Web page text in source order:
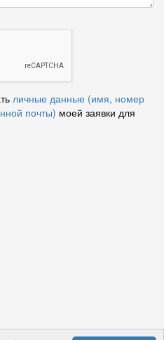
личные данные (имя, номер
почты) моей заявки для